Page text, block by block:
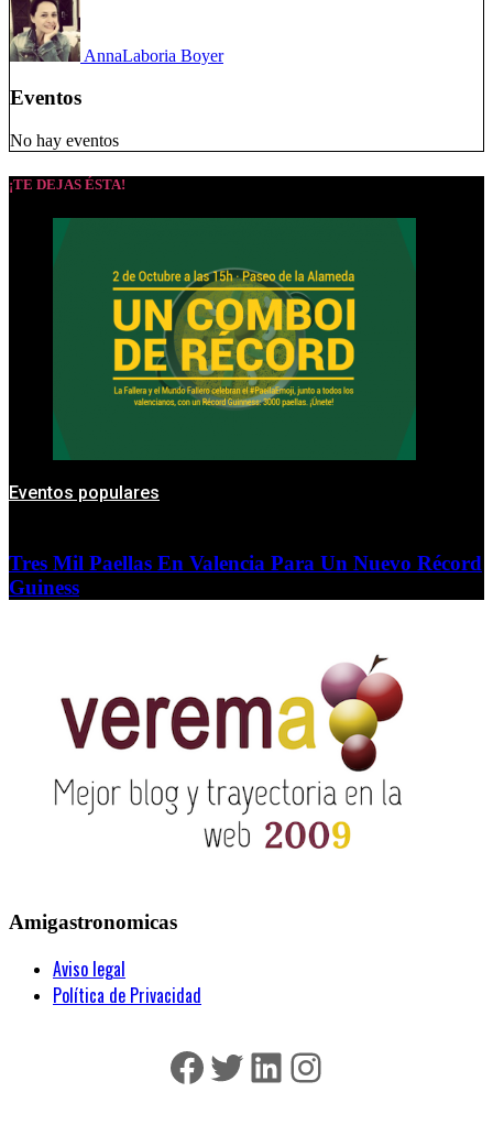
AnnaLaboria Boyer
Eventos
No hay eventos
¡TE DEJAS ÉSTA!
Eventos populares
Tres Mil Paellas En Valencia Para Un Nuevo Récord
Guiness
Amigastronomicas
Aviso legal
Política de Privacidad
Facebook
Twitter
LinkedIn
Instagram